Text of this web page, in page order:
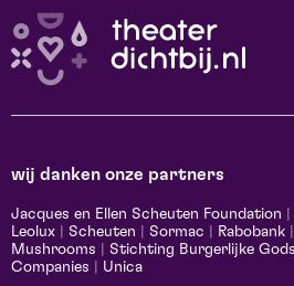
wij danken onze partners
Jacques en Ellen Scheuten Foundation
Leolux
Scheuten Sormac Rabobank
Mushrooms
Stichting Burgerlijke
Companies
Unica